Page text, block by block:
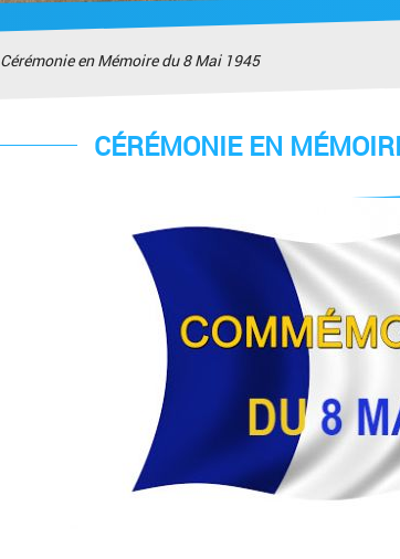
Cérémonie en Mémoire du 8 Mai 1945
CÉRÉMONIE EN